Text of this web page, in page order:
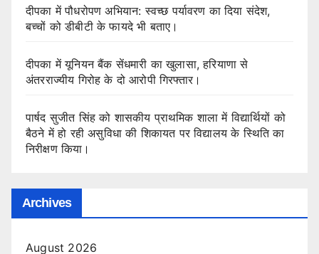
दीपका में पौधरोपण अभियान: स्वच्छ पर्यावरण का दिया संदेश,
बच्चों को डीबीटी के फायदे भी बताए।
दीपका में यूनियन बैंक सेंधमारी का खुलासा, हरियाणा से
अंतरराज्यीय गिरोह के दो आरोपी गिरफ्तार।
पार्षद सुजीत सिंह को शासकीय प्राथमिक शाला में विद्यार्थियों को
बैठने में हो रही असुविधा की शिकायत पर विद्यालय के स्थिति का
निरीक्षण किया।
Archives
August 2026